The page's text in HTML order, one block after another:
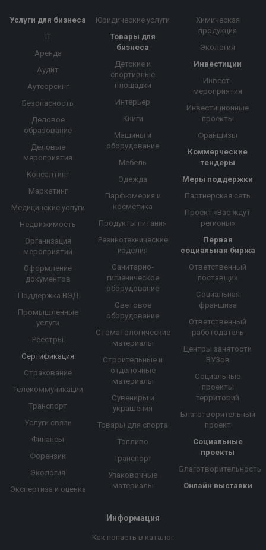
Услуги для бизнеса
IT
Аренда
Аудит
Аутсорсинг
Безопасность
Деловое
образование
Деловые
мероприятия
Консалтинг
Маркетинг
Медицинские услуги
Недвижимость
Организация
мероприятий
Оформление
документов
Поддержка ВЭД
Промышленные
услуги
Реестры
Сертификация
Страхование
Телекоммуникации
Транспорт
Услуги связи
Финансы
Форензик
Экология
Экспертиза и оценка
Юридические услуги
Товары для
бизнеса
Детские и
спортивные
площадки
Интерьер
Книги
Машины и
оборудование
Мебель
Одежда
Парфюмерия и
косметика
Продукты питания
Резинотехнические
изделия
Санитарно-
гигиеническое
оборудование
Световое
оборудование
Стоматологические
материалы
Строительные и
отделочные
материалы
Сувениры и
украшения
Товары для спорта
Топливо
Транспорт
Упаковочные
материалы
Химическая
продукция
Экология
Инвестиции
Инвест-
мероприятия
Инвестиционные
проекты
Франшизы
Коммерческие
тендеры
Меры поддержки
Партнерская сеть
Проект «Вас ждут
регионы»
Первая
социальная биржа
Ответственный
поставщик
Социальная
франшиза
Ответственный
работодатель
Центры занятости
ВУЗов
Социальные
проекты
территорий
Благотворительный
проект
Социальные
проекты
Благотворительность
Онлайн выставки
Информация
Как попасть в каталог